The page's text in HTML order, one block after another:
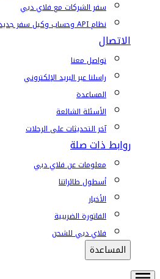
سفر الشركات مع فلاي دبي
نظام API وحساب وكيل سفر جديد
الاتصال
تواصل معنا
راسلنا عبر البريد الإلكتروني
المساعدة
الأسئلة الشائعة
آخر التحديثات على الرحلات
روابط ذات صلة
معلومات عن فلاي دبي
أسطول طائراتنا
الأخبار
الفاتورة الضريبية
فلاي دبي للشحن
المساعدة